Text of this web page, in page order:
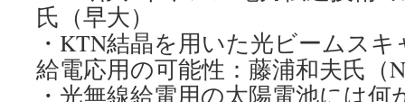
氏（早大）
・KTN結晶を用いた光ビームス
給電応用の可能性：藤浦和夫氏（
・光無線給電用の太陽電池には